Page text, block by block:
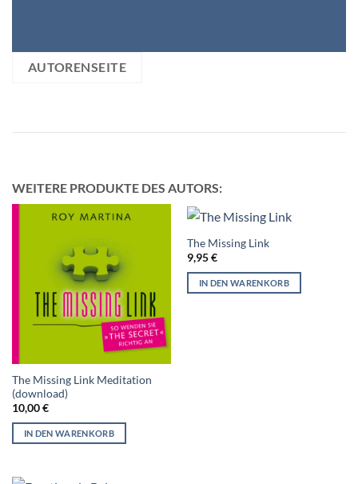
AUTORENSEITE
WEITERE PRODUKTE DES AUTORS:
The Missing Link Meditation
(download)
10,00€
IN DEN WARENKORB
The Missing Link
9,95€
IN DEN WARENKORB